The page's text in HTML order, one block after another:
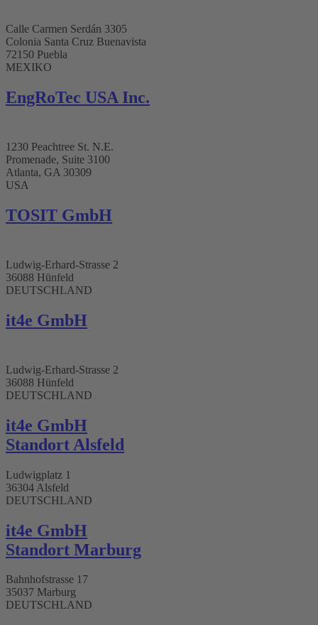
Calle Carmen Serdán 3305
Colonia Santa Cruz Buenavista
72150 Puebla
MEXIKO
EngRoTec USA Inc.
1230 Peachtree St. N.E.
Promenade, Suite 3100
Atlanta, GA 30309
USA
TOSIT GmbH
Ludwig-Erhard-Strasse 2
36088 Hünfeld
DEUTSCHLAND
it4e GmbH
Ludwig-Erhard-Strasse 2
36088 Hünfeld
DEUTSCHLAND
it4e GmbH
Standort Alsfeld
Ludwigplatz 1
36304 Alsfeld
DEUTSCHLAND
it4e GmbH
Standort Marburg
Bahnhofstrasse 17
35037 Marburg
DEUTSCHLAND